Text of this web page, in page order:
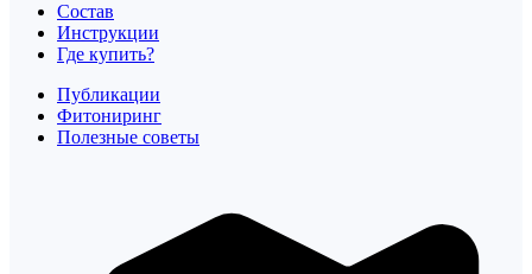
Состав
Инструкции
Где купить?
Публикации
Фитониринг
Полезные советы